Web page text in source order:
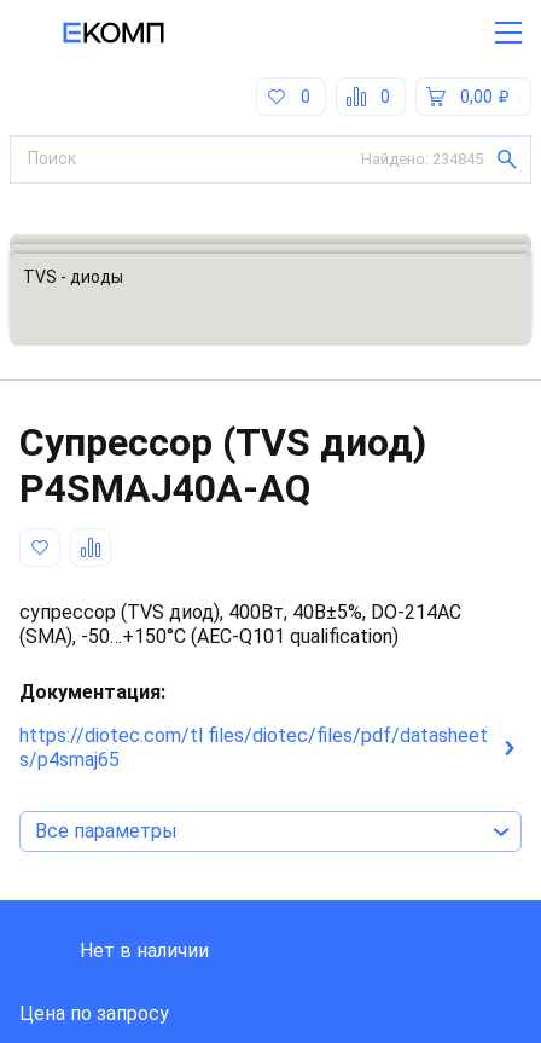
0,00
0
0
Найдено: 234845
Все категории
Предохранители, ограничители напряжения
TVS - диоды
Супрессор (TVS диод)
P4SMAJ40A-AQ
супрессор (TVS диод), 400Вт, 40В±5%, DO-214AC
(SMA), -50…+150°С (AEC-Q101 qualification)
Документация:
https://diotec.com/tl files/diotec/files/pdf/datasheet
s/p4smaj65
Все параметры
Нет в наличии
Цена по запросу